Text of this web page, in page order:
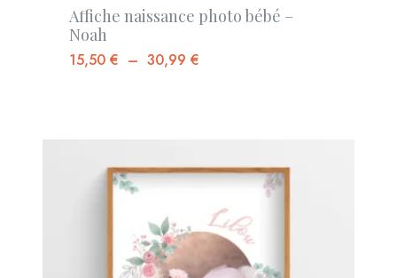
Affiche naissance photo bébé –
Noah
15,50€ – 30,99€